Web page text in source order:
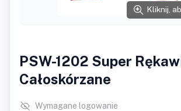
Kliknij,
PSW-1202 Super
Całoskórzane
Wymagane logowanie